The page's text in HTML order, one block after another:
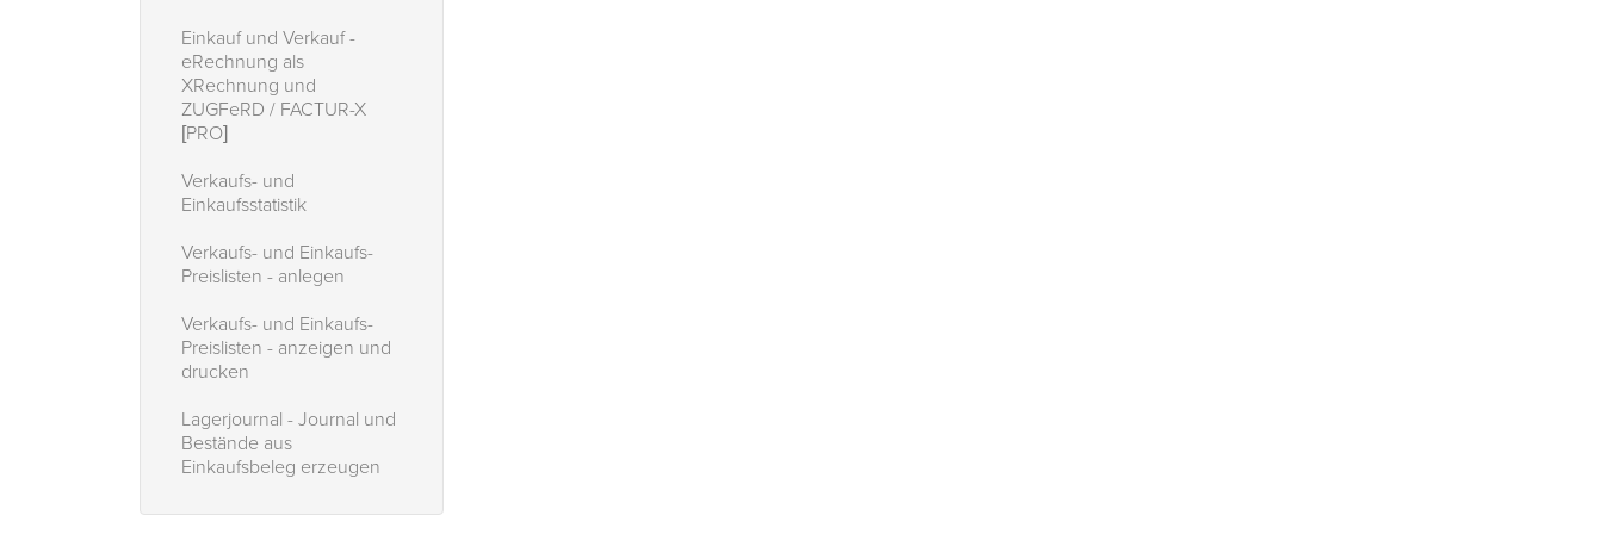
Einkauf und Verkauf -
eRechnung als
XRechnung und
ZUGFeRD / FACTUR-X
[PRO]
Verkaufs- und
Einkaufsstatistik
Verkaufs- und Einkaufs-
Preislisten - anlegen
Verkaufs- und Einkaufs-
Preislisten - anzeigen und
drucken
Lagerjournal - Journal und
Bestände aus
Einkaufsbeleg erzeugen